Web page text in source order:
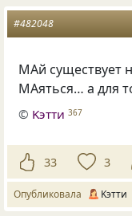
#482048
МАй существует
МАяться… а для
© Kэтти 367
33 3
Опубликовала Kэтти